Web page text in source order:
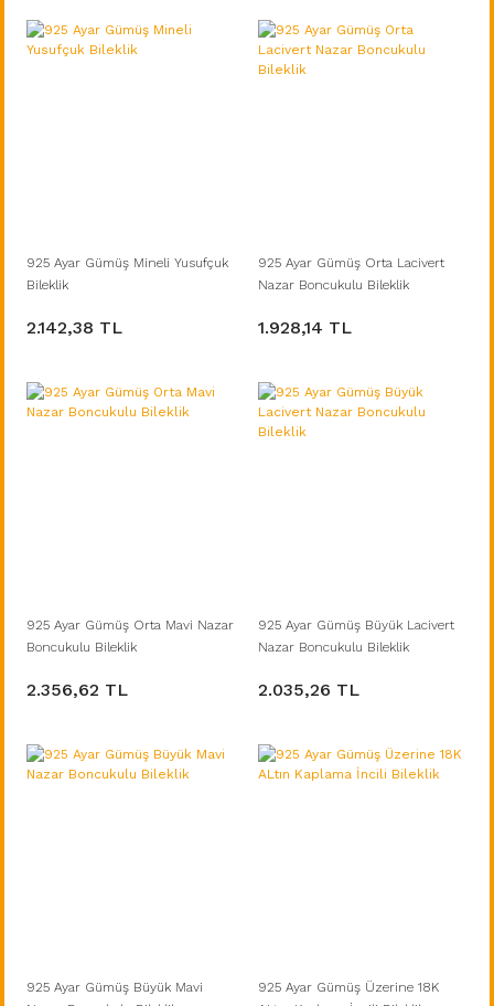
925 Ayar Gümüş Mineli Yusufçuk
Bileklik
2.142,38 TL
925 Ayar Gümüş Orta Lacivert
Nazar Boncukulu Bileklik
1.928,14 TL
925 Ayar Gümüş Orta Mavi Nazar
Boncukulu Bileklik
2.356,62 TL
925 Ayar Gümüş Büyük Lacivert
Nazar Boncukulu Bileklik
2.035,26 TL
925 Ayar Gümüş Büyük Mavi
925 Ayar Gümüş Üzerine 18K